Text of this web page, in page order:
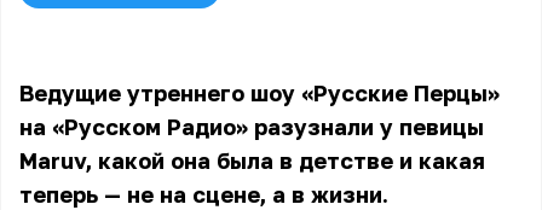
Ведущие утреннего шоу «Русские Перцы»
на «Русском Радио» разузнали у певицы
Maruv, какой она была в детстве и какая
теперь — не на сцене, а в жизни.